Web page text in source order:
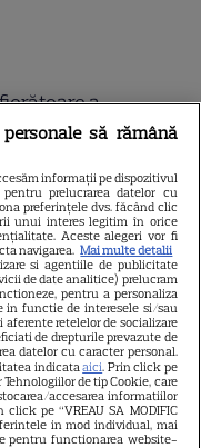
a
în România!
și a murit! Am
și nu ne mai
șoc! Ce i s-a
crunt
să rămână
informații pe dispozitivul
prelucrarea datelor cu
preferințele dvs. făcând clic
unui interes legitim în orice
Aceste alegeri vor fi
navigarea. Mai multe detalii
si agentiile de publicitate
de date analitice) prelucram
pentru a personaliza
functie de interesele si/sau
retelelor de socializare
de drepturile prevazute de
datelor cu caracter personal.
indicataaici. Prin click pe
Tehnologiilor de tip Cookie, care
accesarea informatiilor
pe “VREAU SA MODIFIC
in mod individual, mai
pentru functionarea website-